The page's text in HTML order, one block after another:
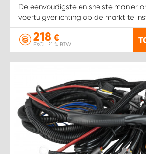
De eenvoudigste en snelste manier
voertuigverlichting op de markt te
218 €
EXCL. 21 % BTW
WORK SYSTEM LOPIK GARAGE STUIVENBERG
WORK SYSTEM NIEUWEGEIN
WORK SYSTEM NIEUWERKERK AAN DEN IJSSEL
WORK SYSTEM OOSTERHOUT
WORK SYSTEM REEUWIJK
WORK SYSTEM RIDDERKERK